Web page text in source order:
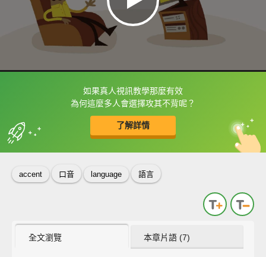
如果真人視訊教學那麼有效
為何這麼多人會選擇攻其不背呢？
了解詳情
框選或點兩下字幕可以直接查字典喔！
收錄佳句 中
英
accent 口音 language 語言
全文瀏覽 本章片語 (7)